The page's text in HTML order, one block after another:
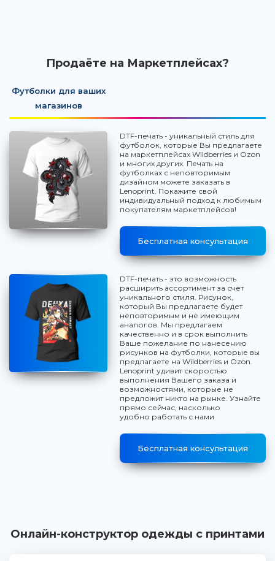
Продаёте на Маркетплейсах?
Футболки для ваших
магазинов
DTF-печать - уникальный стиль для
футболок, которые Вы предлагаете
на маркетплейсах Wildberries и Ozon
и многих других. Печать на
футболках с неповторимым
дизайном можете заказать в
Lenoprint. Покажите свой
индивидуальный подход к любимым
покупателям маркетплейсов!
Бесплатная консультация
DTF-печать - это возможность
расширить ассортимент за счёт
уникального стиля. Рисунок,
который Вы предлагаете будет
неповторимым и не имеющим
аналогов. Мы предлагаем
качественно и в срок выполнить
Ваше пожелание по нанесению
рисунков на футболки, которые вы
предлагаете на Wildberries и Ozon.
Lenoprint удивит скоростью
выполнения Вашего заказа и
возможностями, которые не
предложит никто на рынке. Узнайте
прямо сейчас, насколько
удобно работать с нами
Бесплатная консультация
Онлайн-конструктор одежды с принтами